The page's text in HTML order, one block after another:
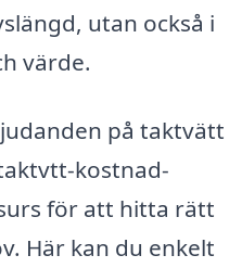
utan också i
värde.
på taktvätt
kostnad-
för att hitta rätt
Här kan du enkelt